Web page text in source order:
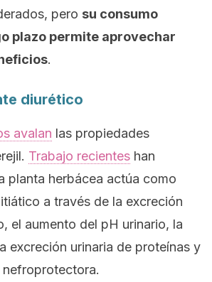
pero su consumo
plazo permite aprovechar
.
diurético
avalan las propiedades
Trabajo recientes han
planta herbácea actúa como
a través de la excreción
el aumento del pH urinario, la
excreción urinaria de proteínas y